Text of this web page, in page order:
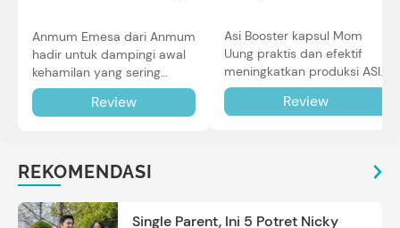
Anmum Emesa dari Anmum
hadir untuk dampingi awal
kehamilan yang sering
diiringi dengan mual dan
muntah. Simak reviewnya di
Review
Asi Booster kapsul Mom
Uung praktis dan efektif
meningkatkan produksi ASI
Bunda untuk Si Kecil. Simak
review lengkapnya di sini.
Review
REKOMENDASI
Single Parent, Ini 5 Potret Nicky